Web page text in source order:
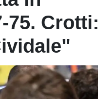
75. Crotti: